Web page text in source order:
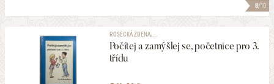
8/10
ROSECKÁ ZDENA, ...
Počítej a zamýšlej se, početnice pro 3.
třídu